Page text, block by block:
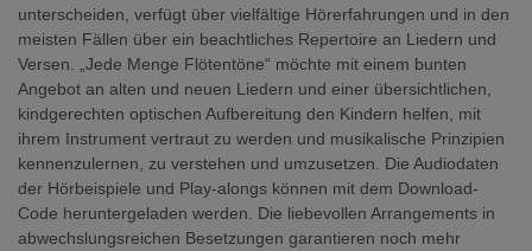
unterscheiden, verfügt über vielfältige Hörerfahrungen und in den
meisten Fällen über ein beachtliches Repertoire an Liedern und
Versen. „Jede Menge Flötentöne“ möchte mit einem bunten
Angebot an alten und neuen Liedern und einer übersichtlichen,
kindgerechten optischen Aufbereitung den Kindern helfen, mit
ihrem Instrument vertraut zu werden und musikalische Prinzipien
kennenzulernen, zu verstehen und umzusetzen. Die Audiodaten
der Hörbeispiele und Play-alongs können mit dem Download-
Code heruntergeladen werden. Die liebevollen Arrangements in
abwechslungsreichen Besetzungen garantieren noch mehr